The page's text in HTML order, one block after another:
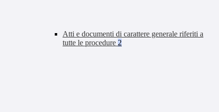
Atti e documenti di carattere generale riferiti a
tutte le procedure 2